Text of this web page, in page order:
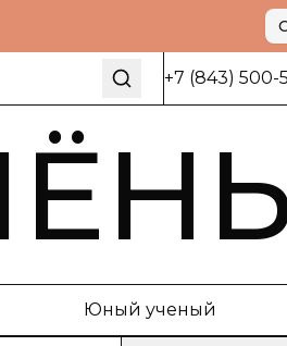
+7 (843) 500-
Юный ученый